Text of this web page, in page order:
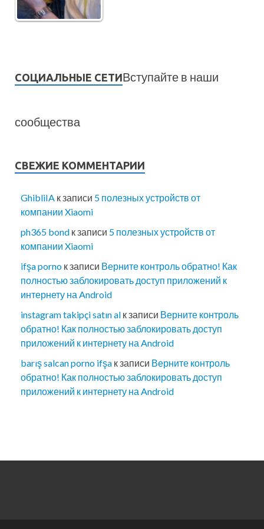
СОЦИАЛЬНЫЕ СЕТИВступайте в наши
сообщества
СВЕЖИЕ КОММЕНТАРИИ
GhibliIA к записи 5 полезных устройств от
компании Xiaomi
ph365 bond к записи 5 полезных устройств от
компании Xiaomi
ifşa porno к записи Верните контроль обратно! Как
полностью заблокировать доступ приложений к
интернету на Android
instagram takipçi satın al к записи Верните контроль
обратно! Как полностью заблокировать доступ
приложений к интернету на Android
barış salcan porno ifşa к записи Верните контроль
обратно! Как полностью заблокировать доступ
приложений к интернету на Android